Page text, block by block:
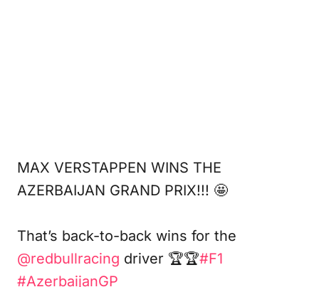
MAX VERSTAPPEN WINS THE
AZERBAIJAN GRAND PRIX!!! 🤩
That’s back-to-back wins for the
@redbullracing driver 🏆🏆#F1
#AzerbaijanGP